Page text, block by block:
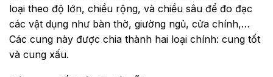
loại theo độ lớn, chiều rộng, và chiều sâu để đo đạc
các vật dụng như bàn thờ, giường ngủ, cửa chính,…
Các cung này được chia thành hai loại chính: cung tốt
và cung xấu.